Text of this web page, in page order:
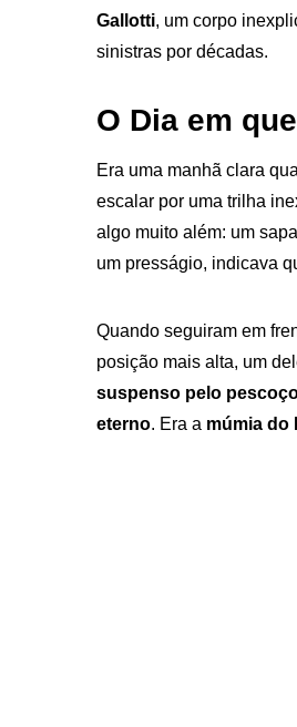
Gallotti, um corpo
sinistras por décadas.
O Dia em
Era uma manhã clara
escalar por uma trilha
algo muito além: um
um presságio, indicava
Quando seguiram em
posição mais alta, um
suspenso pelo
eterno. Era a múmia do